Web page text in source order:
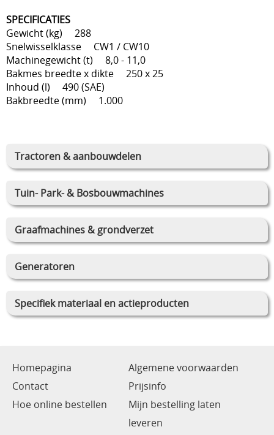
Tractoren & aanbouwdelen
Tuin- Park- & Bosbouwmachines
Graafmachines & grondverzet
Generatoren
Specifiek materiaal en actieproducten
SPECIFICATIES
Gewicht (kg) 288
Snelwisselklasse CW1 / CW10
Machinegewicht (t) 8,0 - 11,0
Bakmes breedte x dikte 250 x 25
Inhoud (l) 490 (SAE)
Bakbreedte (mm) 1.000
Homepagina
Algemene voorwaarden
Contact
Prijsinfo
Hoe online bestellen
Mijn bestelling laten
leveren